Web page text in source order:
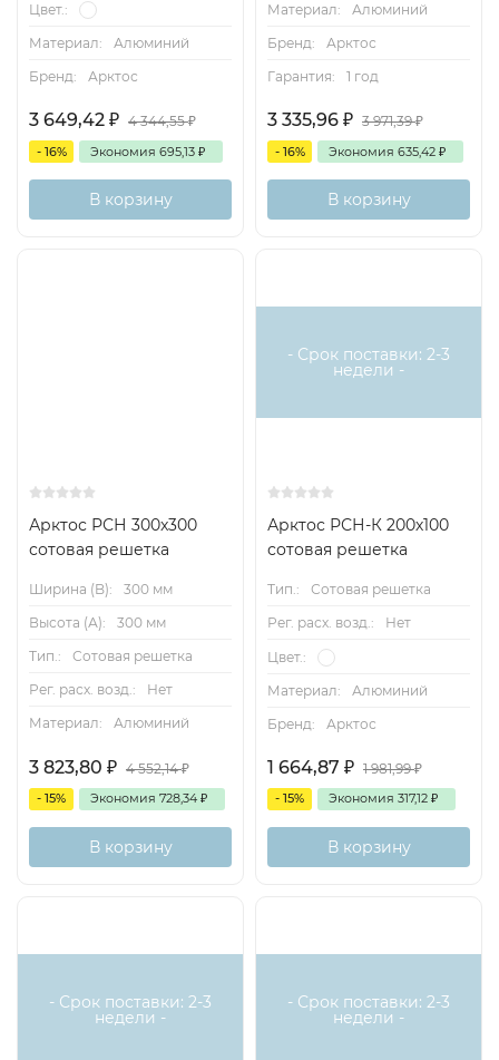
Цвет.:
Материал:
Алюминий
Бренд:
Арктос
3 649,42 ₽ 4 344,55₽
- 16% Экономия 695,13 ₽
В корзину
Материал:
Алюминий
Бренд:
Арктос
Гарантия:
1 год
3 335,96 ₽ 3 971,39₽
- 16% Экономия 635,42 ₽
В корзину
Арктос РСН 300x300
сотовая решетка
Ширина (B):
300 мм
Высота (А):
300 мм
Тип.:
Сотовая решетка
Рег. расх. возд.:
Нет
Материал:
Алюминий
3 823,80 ₽ 4 552,14₽
- 15% Экономия 728,34 ₽
В корзину
- Срок поставки: 2-3
недели -
Арктос РСН-К 200х100
сотовая решетка
Тип.:
Сотовая решетка
Рег. расх. возд.:
Нет
Цвет.:
Материал:
Алюминий
Бренд:
Арктос
1 664,87 ₽ 1 981,99₽
- 15% Экономия 317,12 ₽
В корзину
- Срок поставки: 2-3
недели -
- Срок поставки: 2-3
недели -